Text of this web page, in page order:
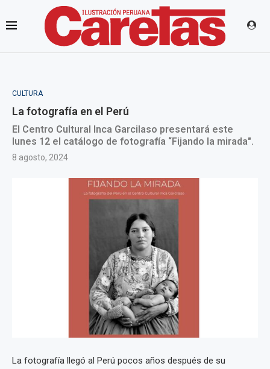
CULTURA
La fotografía en el Perú
El Centro Cultural Inca Garcilaso presentará este
lunes 12 el catálogo de fotografía “Fijando la mirada".
8 agosto, 2024
La fotografía llegó al Perú pocos años después de su